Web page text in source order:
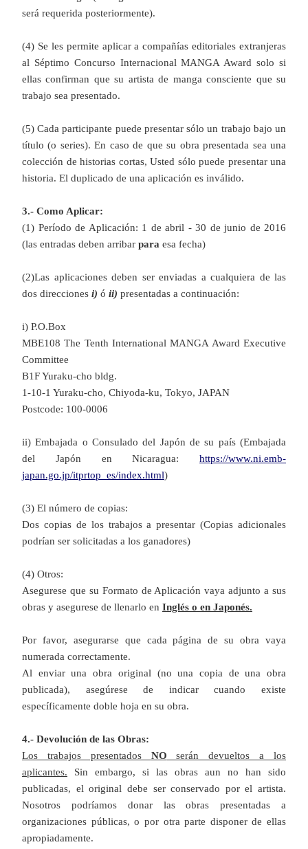
será requerida posteriormente).
(4) Se les permite aplicar a compañías editoriales extranjeras
al Séptimo Concurso Internacional MANGA Award solo si
ellas confirman que su artista de manga consciente que su
trabajo sea presentado.
(5) Cada participante puede presentar sólo un trabajo bajo un
título (o series). En caso de que su obra presentada sea una
colección de historias cortas, Usted sólo puede presentar una
historia. El duplicado de una aplicación es inválido.
3.- Como Aplicar:
(1) Período de Aplicación: 1 de abril - 30 de junio de 2016
(las entradas deben arribar para esa fecha)
(2)Las aplicaciones deben ser enviadas a cualquiera de las
dos direcciones i) ó ii) presentadas a continuación:
i) P.O.Box
MBE108 The Tenth International MANGA Award Executive
Committee
B1F Yuraku-cho bldg.
1-10-1 Yuraku-cho, Chiyoda-ku, Tokyo, JAPAN
Postcode: 100-0006
ii) Embajada o Consulado del Japón de su país (Embajada
del Japón en Nicaragua: https://www.ni.emb-
japan.go.jp/itprtop_es/index.html)
(3) El número de copias:
Dos copias de los trabajos a presentar (Copias adicionales
podrían ser solicitadas a los ganadores)
(4) Otros:
Asegurese que su Formato de Aplicación vaya adjunto a sus
obras y asegurese de llenarlo en Inglés o en Japonés.
Por favor, asegurarse que cada página de su obra vaya
numerada correctamente.
Al enviar una obra original (no una copia de una obra
publicada), asegúrese de indicar cuando existe
específicamente doble hoja en su obra.
4.- Devolución de las Obras:
Los trabajos presentados NO serán devueltos a los
aplicantes. Sin embargo, si las obras aun no han sido
publicadas, el original debe ser conservado por el artista.
Nosotros podríamos donar las obras presentadas a
organizaciones públicas, o por otra parte disponer de ellas
apropiadamente.